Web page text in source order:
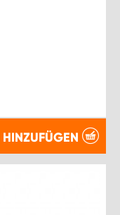
HINZUFÜGEN